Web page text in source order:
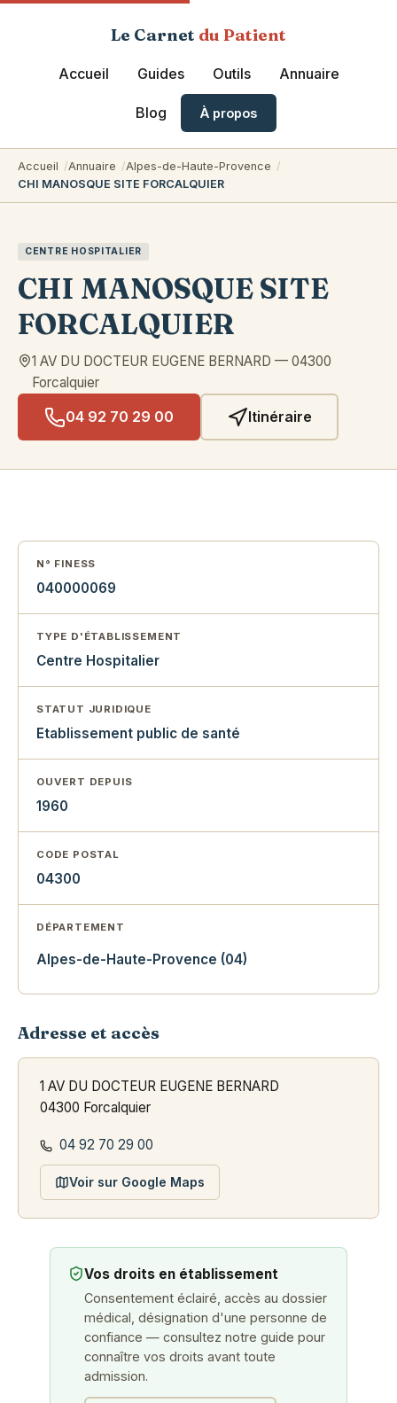
Le Carnet du Patient
Accueil Guides Outils Annuaire
Blog À propos
Accueil Annuaire
Alpes-de-Haute-Provence
CHI MANOSQUE SITE FORCALQUIER
CENTRE HOSPITALIER
CHI MANOSQUE SITE
FORCALQUIER
1 AV DU DOCTEUR EUGENE BERNARD — 04300
Forcalquier
04 92 70 29 00 Itinéraire
N° FINESS
040000069
TYPE D'ÉTABLISSEMENT
Centre Hospitalier
STATUT JURIDIQUE
Etablissement public de santé
OUVERT DEPUIS
1960
CODE POSTAL
04300
DÉPARTEMENT
Alpes-de-Haute-Provence (04)
Adresse et accès
1 AV DU DOCTEUR EUGENE BERNARD
04300 Forcalquier
04 92 70 29 00
Voir sur Google Maps
Vos droits en établissement
Consentement éclairé, accès au dossier
médical, désignation d'une personne de
confiance — consultez notre guide pour
connaître vos droits avant toute
admission.